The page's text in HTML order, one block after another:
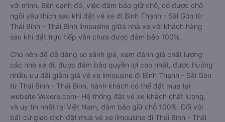
với mình. Bên cạnh đó, việc đảm bảo giữ chỗ, có được chỗ
ngồi yêu thích sau khi đặt vé xe đi Bình Thạnh - Sài Gòn từ
Thái Bình - Thái Bình limousine giữa nhà xe với khách hàng
sau khi đặt trực tiếp vẫn chưa được đảm bảo 100%.
Cho nên để dễ dàng so sánh giá, xem đánh giá chất lượng
các nhà xe đi, được đảm bảo quyền lợi cao nhất, được hưởng
nhiều ưu đãi giảm giá vé xe limousine đi Bình Thạnh - Sài Gòn
từ Thái Bình - Thái Bình, hành khách có thể đặt mua tại
website Vexere.com- Hệ thống đặt vé xe khách chất lượng,
và uy tín nhất tại Việt Nam, đảm bảo giữ chỗ 100%. Đối với
bất cứ giao dịch đặt mua vé xe limousine đi Thái Bình - Thái